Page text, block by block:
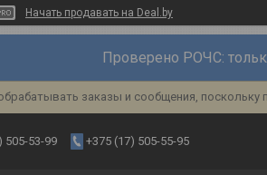
Начать продавать на Deal.by
Проверено РОЧС:
заказы и сообщения,
505-53-99 +375 (17) 505-55-95